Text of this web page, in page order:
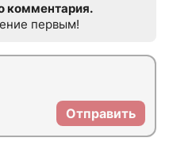
комментария.
первым!
Отправить